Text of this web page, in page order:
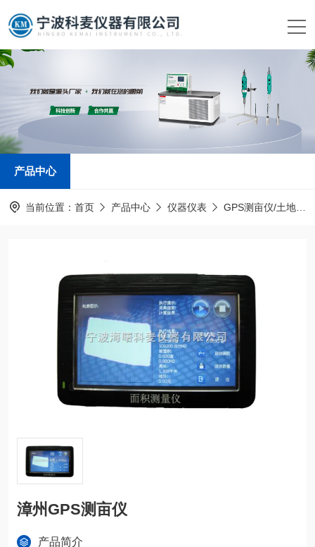
产品中心
当前位置： 首页 产品中心 仪器仪表 GPS测亩仪/土地面积测量仪
漳州GPS测亩仪
产品简介